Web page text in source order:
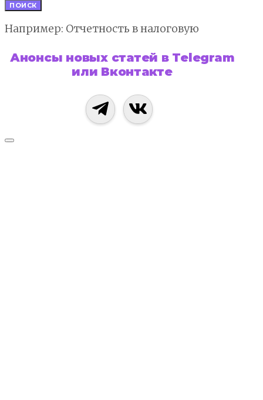
ПОИСК
Например: Отчетность в налоговую
Анонсы новых статей в Telegram
или Вконтакте